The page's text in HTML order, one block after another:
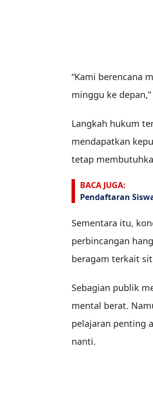
“Kami berencana
minggu ke
Langkah hukum
mendapatkan
tetap
BACA JUGA:
Pendaftaran
Sementara itu,
perbincangan
beragam terkait
Sebagian publik
mental berat.
pelajaran penting
nanti.